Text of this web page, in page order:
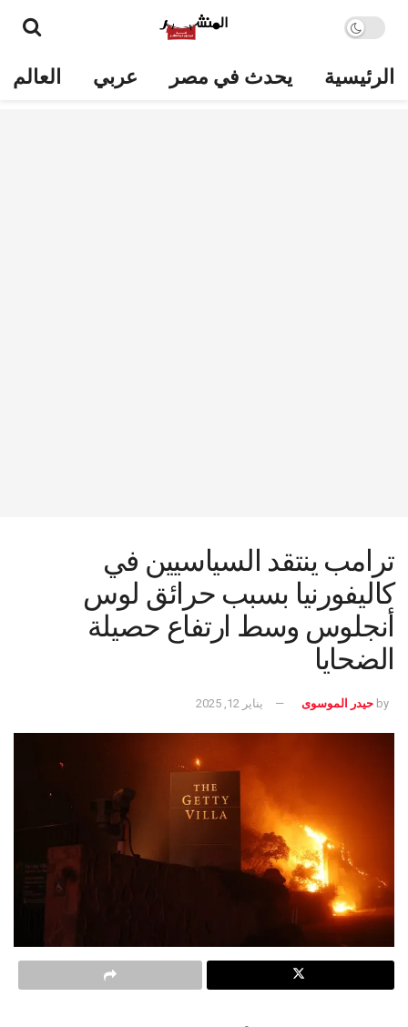
الرئيسية يحدث في مصر عربي العالم
ترامب ينتقد السياسيين في
كاليفورنيا بسبب حرائق لوس
أنجلوس وسط ارتفاع حصيلة
الضحايا
by حيدر الموسوى يناير 12, 2025